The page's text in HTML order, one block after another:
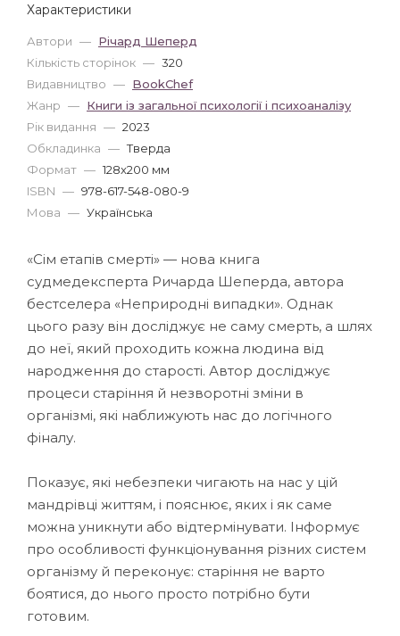
Характеристики
Автори — Річард Шеперд
Кількість сторінок — 320
Видавництво — BookChef
Жанр — Книги із загальної психології і психоаналізу
Рік видання — 2023
Обкладинка — Тверда
Формат — 128x200 мм
ISBN — 978-617-548-080-9
Мова — Українська
«Сім етапів смерті» — нова книга
судмедексперта Ричарда Шеперда, автора
бестселера «Неприродні випадки». Однак
цього разу він досліджує не саму смерть, а шлях
до неї, який проходить кожна людина від
народження до старості. Автор досліджує
процеси старіння й незворотні зміни в
організмі, які наближують нас до логічного
фіналу.
Показує, які небезпеки чигають на нас у цій
мандрівці життям, і пояснює, яких і як саме
можна уникнути або відтермінувати. Інформує
про особливості функціонування різних систем
організму й переконує: старіння не варто
боятися, до нього просто потрібно бути
готовим.